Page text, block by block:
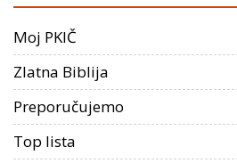
Moj PKIČ
Zlatna Biblija
Preporučujemo
Top lista